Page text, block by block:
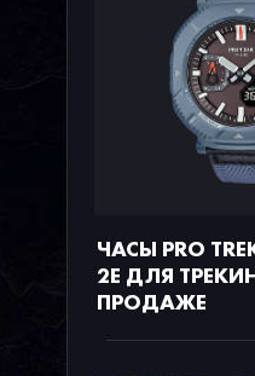
ЧАСЫ PRO
2E ДЛЯ
ПРОДАЖЕ